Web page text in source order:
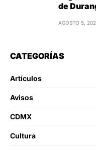
de
AGOSTO 5,
CATEGORÍAS
Artículos
Avisos
CDMX
Cultura